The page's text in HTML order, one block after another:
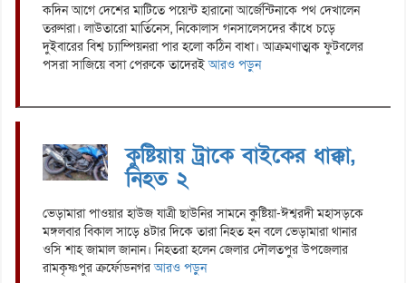
কদিন আগে দেশের মাটিতে পয়েন্ট হারানো আর্জেন্টিনাকে পথ দেখালেন
তরুণরা। লাউতারো মার্তিনেস, নিকোলাস গনসালেসদের কাঁধে চড়ে
দুইবারের বিশ্ব চ্যাম্পিয়নরা পার হলো কঠিন বাধা। আক্রমণাত্মক ফুটবলের
পসরা সাজিয়ে বসা পেরুকে তাদেরইআরও পড়ুন
কুষ্টিয়ায় ট্রাকে বাইকের ধাক্কা,
নিহত ২
ভেড়ামারা পাওয়ার হাউজ যাত্রী ছাউনির সামনে কুষ্টিয়া-ঈশ্বরদী মহাসড়কে
মঙ্গলবার বিকাল সাড়ে ৪টার দিকে তারা নিহত হন বলে ভেড়ামারা থানার
ওসি শাহ জামাল জানান। নিহতরা হলেন জেলার দৌলতপুর উপজেলার
রামকৃষ্ণপুর ক্রর্ফোডনগরআরও পড়ুন